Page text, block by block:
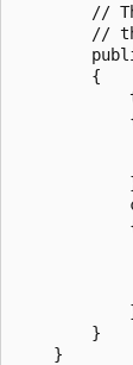
//
//
        {
        }
    }